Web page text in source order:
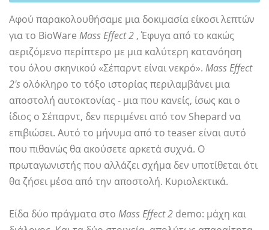
Αφού παρακολουθήσαμε μια δοκιμασία είκοσι λεπτών
για το BioWare Mass Effect 2 , Έφυγα από το κακώς
αεριζόμενο περίπτερο με μια καλύτερη κατανόηση
του όλου σκηνικού «Σέπαρντ είναι νεκρό». Mass Effect
2's ολόκληρο το τόξο ιστορίας περιλαμβάνει μια
αποστολή αυτοκτονίας - μια που κανείς, ίσως και ο
ίδιος ο Σέπαρντ, δεν περιμένει από τον Shepard να
επιβιώσει. Αυτό το μήνυμα από το teaser είναι αυτό
που πιθανώς θα ακούσετε αρκετά συχνά. Ο
πρωταγωνιστής που αλλάζει σχήμα δεν υποτίθεται ότι
θα ζήσει μέσα από την αποστολή. Κυριολεκτικά.
Είδα δύο πράγματα στο Mass Effect 2 demo: μάχη και